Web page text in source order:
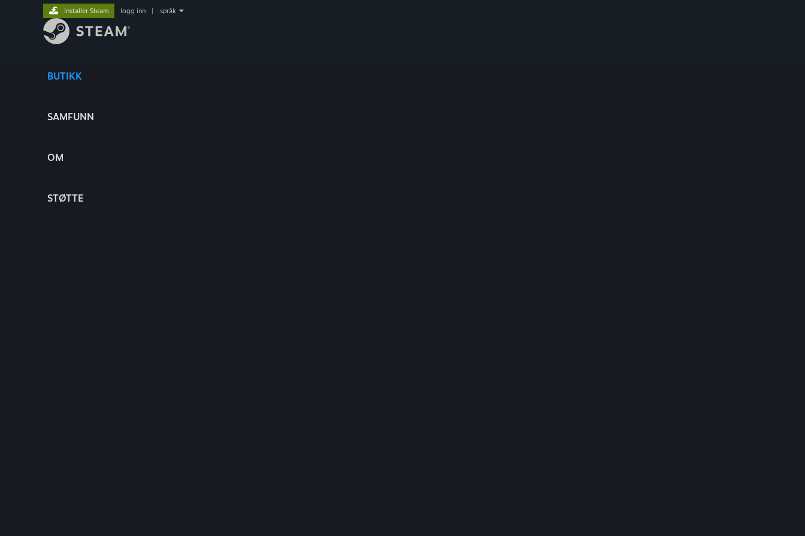
BUTIKK
SAMFUNN
OM
STØTTE
Installer Steam logg inn språk